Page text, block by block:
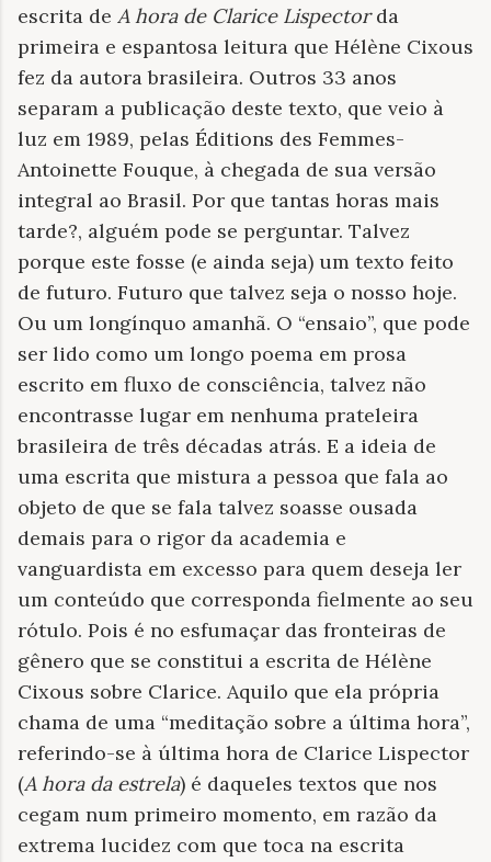
escrita de A hora de Clarice Lispectorda
primeira e espantosa leitura que Hélène Cixous
fez da autora brasileira. Outros 33 anos
separam a publicação deste texto, que veio à
luz em 1989, pelas Éditions des Femmes-
Antoinette Fouque, à chegada de sua versão
integral ao Brasil. Por que tantas horas mais
tarde?, alguém pode se perguntar. Talvez
porque este fosse (e ainda seja) um texto feito
de futuro. Futuro que talvez seja o nosso hoje.
Ou um longínquo amanhã. O “ensaio”, que pode
ser lido como um longo poema em prosa
escrito em fluxo de consciência, talvez não
encontrasse lugar em nenhuma prateleira
brasileira de três décadas atrás. E a ideia de
uma escrita que mistura a pessoa que fala ao
objeto de que se fala talvez soasse ousada
demais para o rigor da academia e
vanguardista em excesso para quem deseja ler
um conteúdo que corresponda fielmente ao seu
rótulo. Pois é no esfumaçar das fronteiras de
gênero que se constitui a escrita de Hélène
Cixous sobre Clarice. Aquilo que ela própria
chama de uma “meditação sobre a última hora”,
referindo-se à última hora de Clarice Lispector
(A hora da estrela) é daqueles textos que nos
cegam num primeiro momento, em razão da
extrema lucidez com que toca na escrita